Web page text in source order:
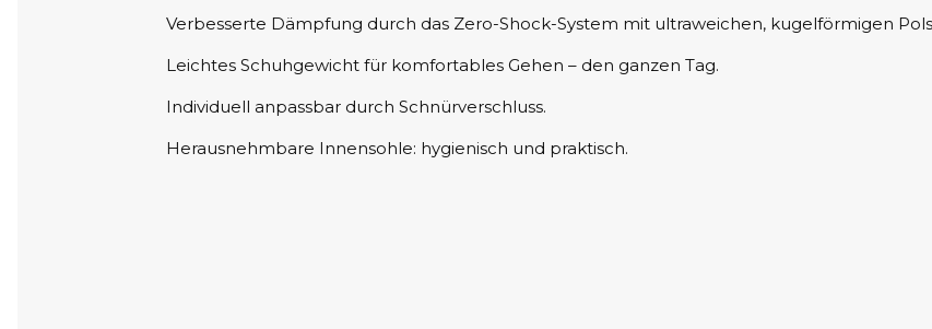
Verbesserte Dämpfung durch das Zero-Shock-System mit ultraweichen, kugelförmigen
Leichtes Schuhgewicht für komfortables Gehen – den ganzen Tag.
Individuell anpassbar durch Schnürverschluss.
Herausnehmbare Innensohle: hygienisch und praktisch.